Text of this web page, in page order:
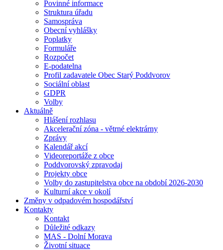
Povinné informace
Struktura úřadu
Samospráva
Obecní vyhlášky
Poplatky
Formuláře
Rozpočet
E-podatelna
Profil zadavatele Obec Starý Poddvorov
Sociální oblast
GDPR
Volby
Aktuálně
Hlášení rozhlasu
Akcelerační zóna - větrné elektrárny
Zprávy
Kalendář akcí
Videoreportáže z obce
Poddvorovský zpravodaj
Projekty obce
Volby do zastupitelstva obce na období 2026-2030
Kulturní akce v okolí
Změny v odpadovém hospodářství
Kontakty
Kontakt
Důležité odkazy
MAS - Dolní Morava
Životní situace